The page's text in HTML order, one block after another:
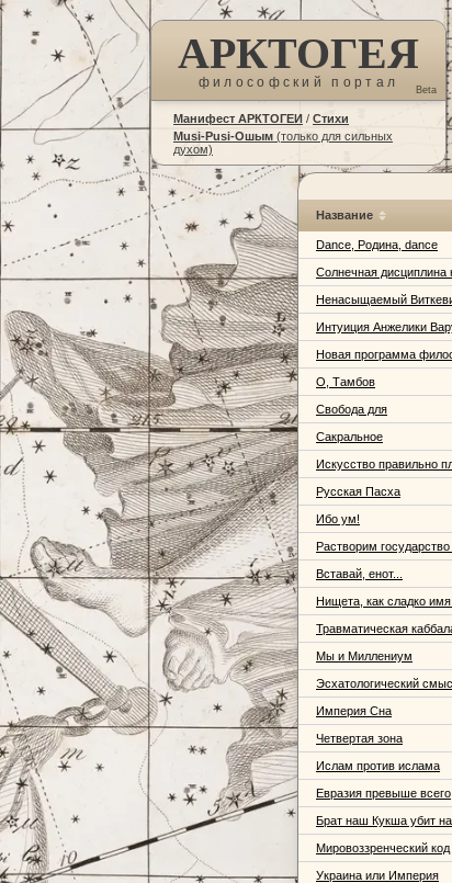
АРКТОГЕЯ
философский портал Beta
Манифест АРКТОГЕИ / Стихи
Musi-Pusi-Ошым (только для сильных
духом)
Название
Dance, Родина, dance
Солнечная дисциплина
Ненасыщаемый
Интуиция Анжелики
Новая программа
О, Тамбов
Свобода для
Сакральное
Искусство правильно
Русская Пасха
Ибо ум!
Растворим
Вставай, енот...
Нищета, как сладко имя
Травматическая
Мы и Миллениум
Эсхатологический
Империя Сна
Четвертая зона
Ислам против ислама
Евразия превыше всего
Брат наш Кукша убит
Мировоззренческий код
Украина или Империя